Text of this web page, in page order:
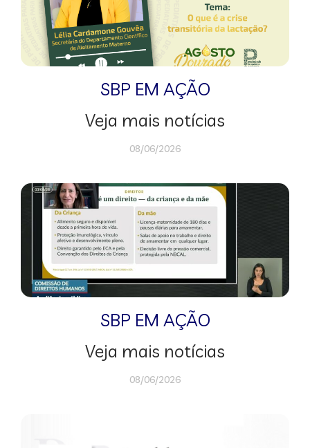
SBP EM AÇÃO
Veja mais notícias
08/06/2026
SBP EM AÇÃO
Veja mais notícias
08/06/2026